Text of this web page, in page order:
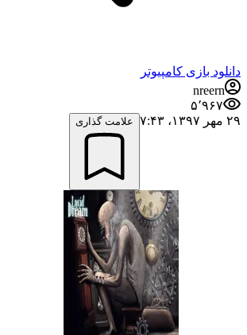
دانلود بازی کامپیوتر
nreern
۵٬۹۶۷
۲۹ مهر ۱۳۹۷،‏ ۷:۴۳
علامت گذاری